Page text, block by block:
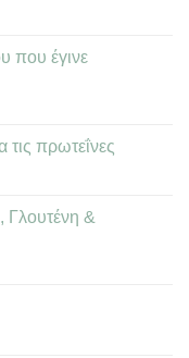
που έγινε
τις πρωτεΐνες
Γλουτένη &